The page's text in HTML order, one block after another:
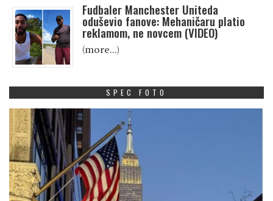
Fudbaler Manchester Uniteda
oduševio fanove: Mehaničaru platio
reklamom, ne novcem (VIDEO)
(more…)
SPEC FOTO